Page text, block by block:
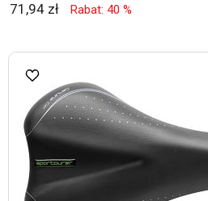
71,94 zł Rabat: 40 %